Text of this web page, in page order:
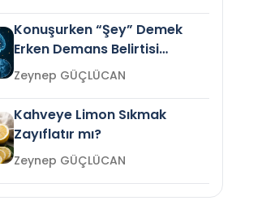
Konuşurken “Şey” Demek
Erken Demans Belirtisi
Olabilir mi?Zeynep GÜÇLÜCAN
Kahveye Limon Sıkmak
Zayıflatır mı?
Zeynep GÜÇLÜCAN